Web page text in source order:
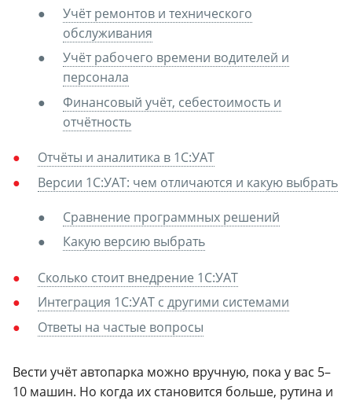
Учёт ремонтов и технического
обслуживания
Учёт рабочего времени водителей и
персонала
Финансовый учёт, себестоимость и
отчётность
Отчёты и аналитика в 1С:УАТ
Версии 1С:УАТ: чем отличаются и какую выбрать
Сравнение программных решений
Какую версию выбрать
Сколько стоит внедрение 1С:УАТ
Интеграция 1С:УАТ с другими системами
Ответы на частые вопросы
Вести учёт автопарка можно вручную, пока у вас 5–
10 машин. Но когда их становится больше, рутина и